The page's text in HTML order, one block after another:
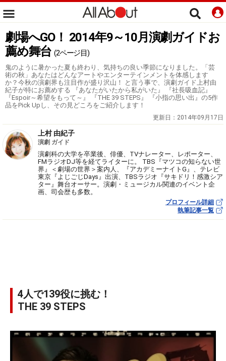
劇場へGO！ 2014年9～10月演劇ガイドお
薦め舞台 (2ページ目)
鬼のように暑かった夏も終わり、気持ちの良い季節になりました。「芸
術の秋」あなたはどんなアートやエンターテインメントを体感します
か？今秋の演劇界も注目作が盛り沢山！ と言う事で、演劇ガイド上村由
紀子が特にお薦めする 『あなたがいたから私がいた』 『社長吸血記』
『Espoir～希望をもって～』 『THE 39 STEPS』 『小指の思い出』の5作
品をPick Upし、その見どころをご紹介します！
更新日： 2014年09月17日
上村 由紀子
演劇 ガイド
演劇科の大学を卒業後、俳優、TVナレーター、レポーター、
FMラジオDJ等を経てライターに。 TBS『マツコの知らない世
界』＜劇場の世界＞案内人、『アカデミーナイトG』、テレビ
東京『よじごじDays』出演、TBSラジオ『サキドリ！感激シア
ター』舞台オーサー。演劇・ミュージカル関連のイベント企
画、司会歴も多数。
プロフィール詳細
執筆記事一覧
4人で139役に挑む！
THE 39 STEPS